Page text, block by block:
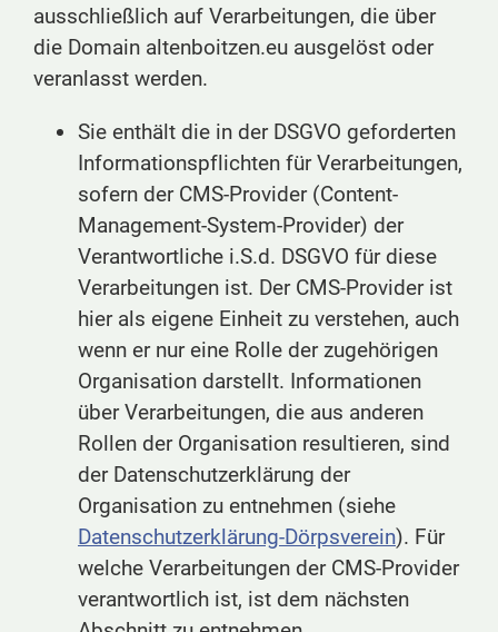
ausschließlich auf Verarbeitungen, die über
die Domain altenboitzen.eu ausgelöst oder
veranlasst werden.
Sie enthält die in der DSGVO geforderten
Informationspflichten für Verarbeitungen,
sofern der CMS-Provider (Content-
Management-System-Provider) der
Verantwortliche i.S.d. DSGVO für diese
Verarbeitungen ist. Der CMS-Provider ist
hier als eigene Einheit zu verstehen, auch
wenn er nur eine Rolle der zugehörigen
Organisation darstellt. Informationen
über Verarbeitungen, die aus anderen
Rollen der Organisation resultieren, sind
der Datenschutzerklärung der
Organisation zu entnehmen (siehe
Datenschutzerklärung-Dörpsverein). Für
welche Verarbeitungen der CMS-Provider
verantwortlich ist, ist dem nächsten